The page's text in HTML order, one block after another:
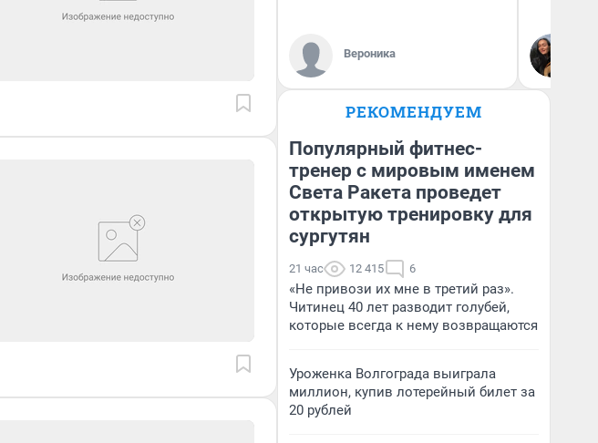
Вероника
РЕКОМЕНДУЕМ
Популярный фитнес-
тренер с мировым именем
Света Ракета проведет
открытую тренировку для
сургутян
21 час 12 415 6
«Не привози их мне в третий раз».
Читинец 40 лет разводит голубей,
которые всегда к нему возвращаются
Уроженка Волгограда выиграла
миллион, купив лотерейный билет за
20 рублей